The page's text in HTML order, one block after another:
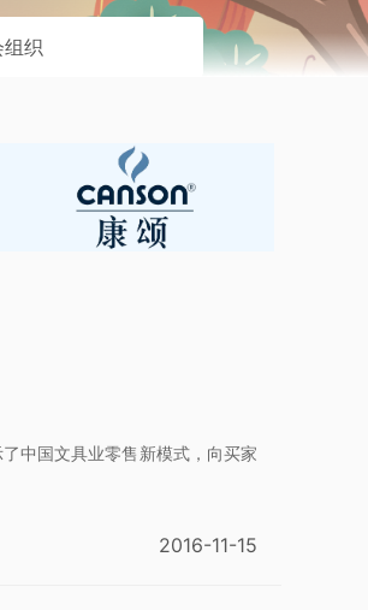
织
中国文具业零售新模式，向买家
2016-11-15